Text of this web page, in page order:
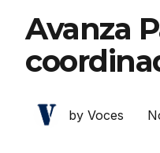
Avanza
by Voces